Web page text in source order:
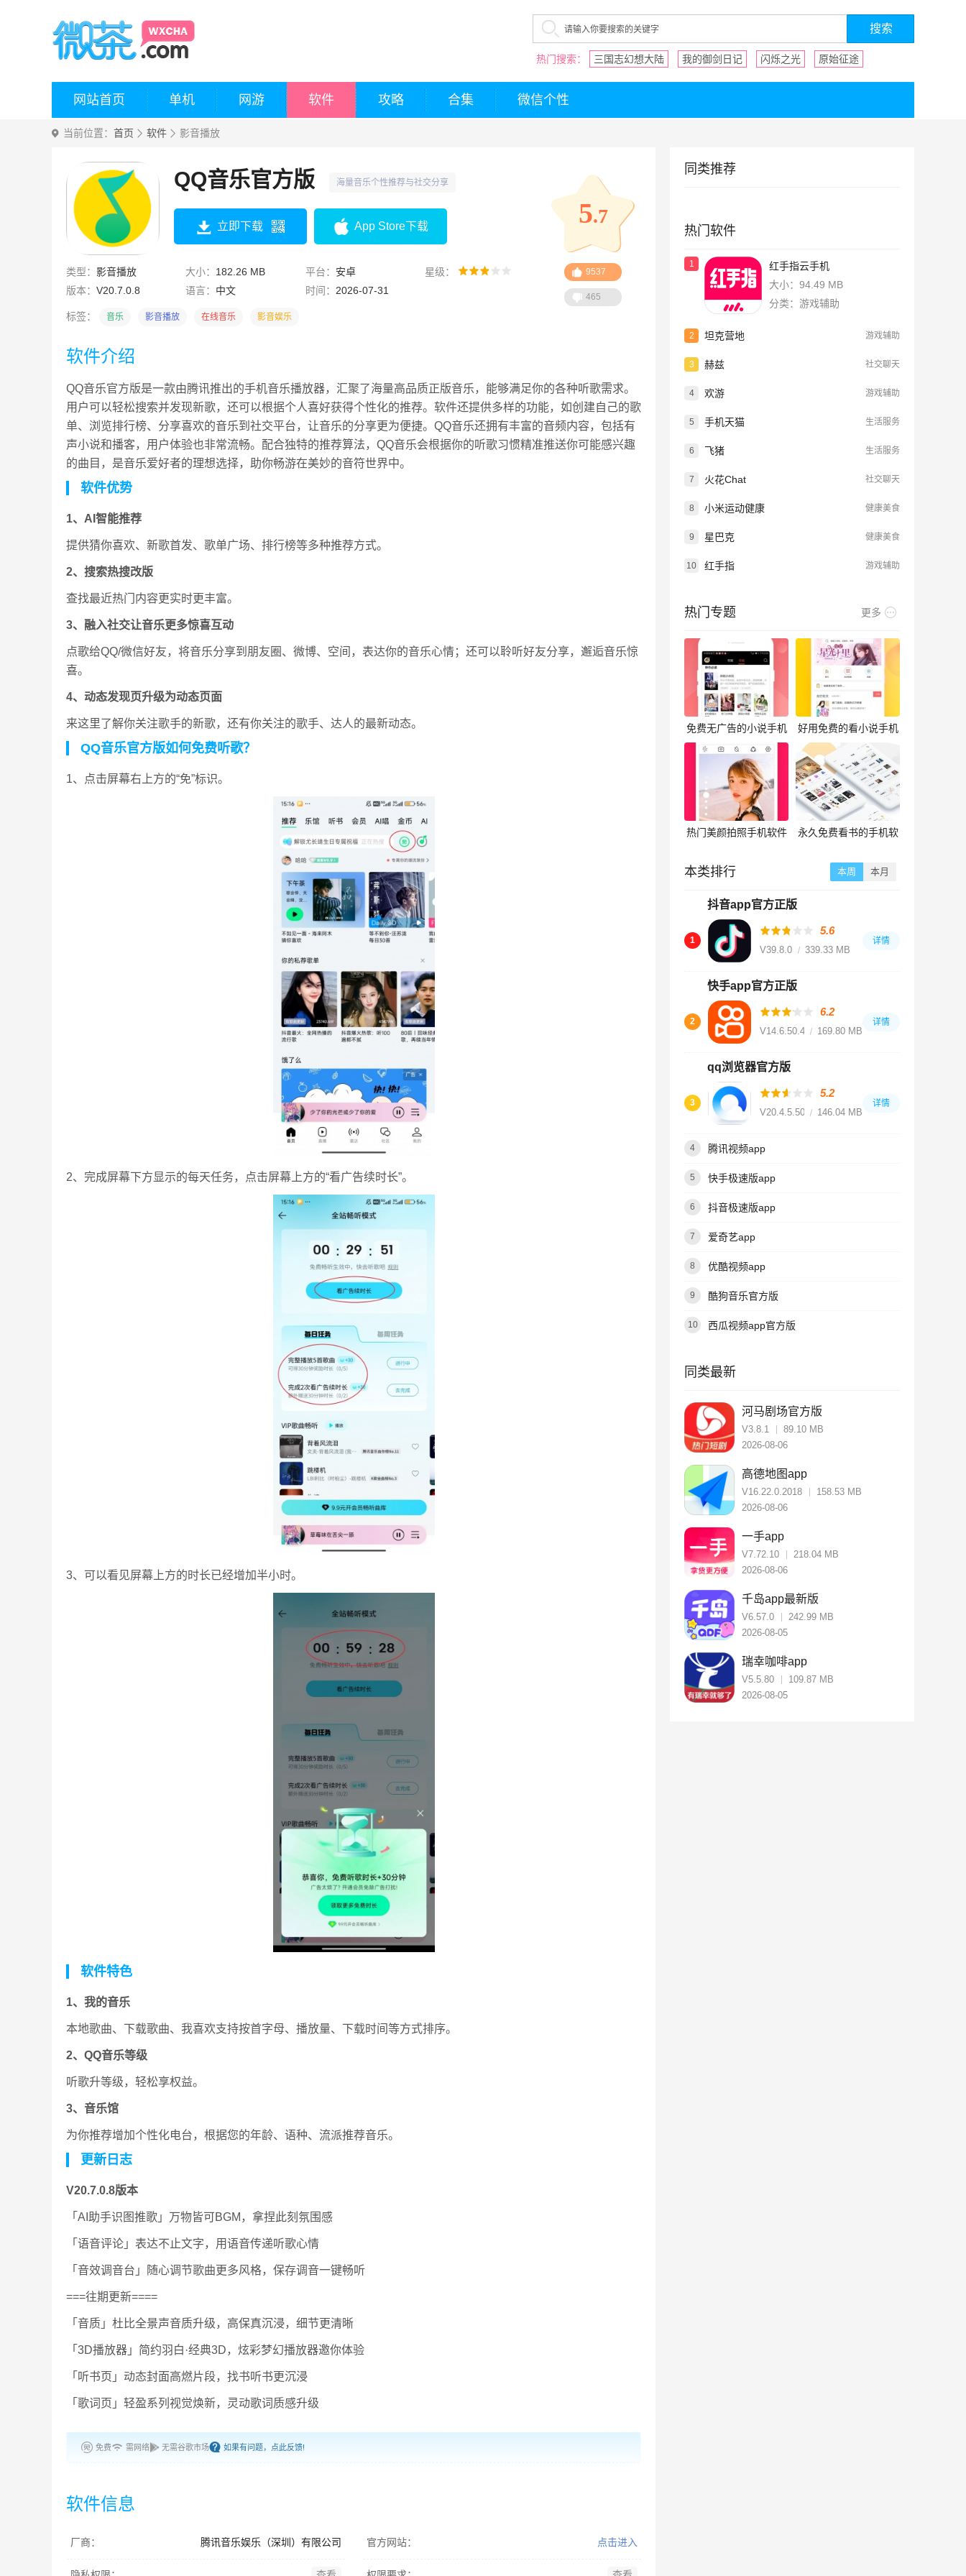
热门搜索： 三国志幻想大陆 我的御剑日记 闪烁之光 原始征途
网站首页 单机 网游 软件 攻略 合集 微信个性
当前位置： 首页 软件 影音播放
QQ音乐官方版 海量音乐个性推荐与社交分享
立即下载 App Store下载
类型： 影音播放 大小： 182.26 MB 平台： 安卓
星级：
版本： V20.7.0.8 语言： 中文 时间： 2026-07-31
标签： 音乐 影音播放 在线音乐 影音娱乐
5.7
9537
465
软件介绍
QQ音乐官方版是一款由腾讯推出的手机音乐播放器，汇聚了海量高品质正版音乐，能够满足你的各种听歌需求。
用户可以轻松搜索并发现新歌，还可以根据个人喜好获得个性化的推荐。软件还提供多样的功能，如创建自己的歌
单、浏览排行榜、分享喜欢的音乐到社交平台，让音乐的分享更为便捷。QQ音乐还拥有丰富的音频内容，包括有
声小说和播客，用户体验也非常流畅。配合独特的推荐算法，QQ音乐会根据你的听歌习惯精准推送你可能感兴趣
的曲目，是音乐爱好者的理想选择，助你畅游在美妙的音符世界中。
软件优势
1、AI智能推荐
提供猜你喜欢、新歌首发、歌单广场、排行榜等多种推荐方式。
2、搜索热搜改版
查找最近热门内容更实时更丰富。
3、融入社交让音乐更多惊喜互动
点歌给QQ/微信好友，将音乐分享到朋友圈、微博、空间，表达你的音乐心情；还可以聆听好友分享，邂逅音乐惊
喜。
4、动态发现页升级为动态页面
来这里了解你关注歌手的新歌，还有你关注的歌手、达人的最新动态。
QQ音乐官方版如何免费听歌？
1、点击屏幕右上方的“免”标识。
2、完成屏幕下方显示的每天任务，点击屏幕上方的“看广告续时长”。
3、可以看见屏幕上方的时长已经增加半小时。
软件特色
1、我的音乐
本地歌曲、下载歌曲、我喜欢支持按首字母、播放量、下载时间等方式排序。
2、QQ音乐等级
听歌升等级，轻松享权益。
3、音乐馆
为你推荐增加个性化电台，根据您的年龄、语种、流派推荐音乐。
更新日志
V20.7.0.8版本
「AI助手识图推歌」万物皆可BGM，拿捏此刻氛围感
「语音评论」表达不止文字，用语音传递听歌心情
「音效调音台」随心调节歌曲更多风格，保存调音一键畅听
===往期更新====
「音质」杜比全景声音质升级，高保真沉浸，细节更清晰
「3D播放器」简约羽白·经典3D，炫彩梦幻播放器邀你体验
「听书页」动态封面高燃片段，找书听书更沉浸
「歌词页」轻盈系列视觉焕新，灵动歌词质感升级
免费 需网络 无需谷歌市场 如果有问题，点此反馈!
软件信息
厂商： 腾讯音乐娱乐（深圳）有限公司 官方网站： 点击进入
同类推荐
热门软件
1
红手指云手机
大小：94.49 MB
分类：游戏辅助
2 坦克营地 游戏辅助
3 赫兹 社交聊天
4 欢游 游戏辅助
5 手机天猫 生活服务
6 飞猪 生活服务
7 火花Chat 社交聊天
8 小米运动健康 健康美食
9 星巴克 健康美食
10 红手指 游戏辅助
热门专题 更多
免费无广告的小说手机
好用免费的看小说手机
软件合集
热门美颜拍照手机软件
永久免费看书的手机软
本类排行 本周 本月
抖音app官方正版
1
5.6
V39.8.0 339.33 MB
详情
快手app官方正版
2
6.2
V14.6.50.49423169.80 MB
详情
qq浏览器官方版
3
5.2
V20.4.5.5041 146.04 MB
详情
4 腾讯视频app
5 快手极速版app
6 抖音极速版app
7 爱奇艺app
8 优酷视频app
9 酷狗音乐官方版
10 西瓜视频app官方版
同类最新
河马剧场官方版
V3.8.1
89.10 MB
2026-08-06
高德地图app
V16.22.0.2018
158.53 MB
2026-08-06
一手app
V7.72.10
218.04 MB
2026-08-06
千岛app最新版
V6.57.0
242.99 MB
2026-08-05
瑞幸咖啡app
V5.5.80
109.87 MB
2026-08-05